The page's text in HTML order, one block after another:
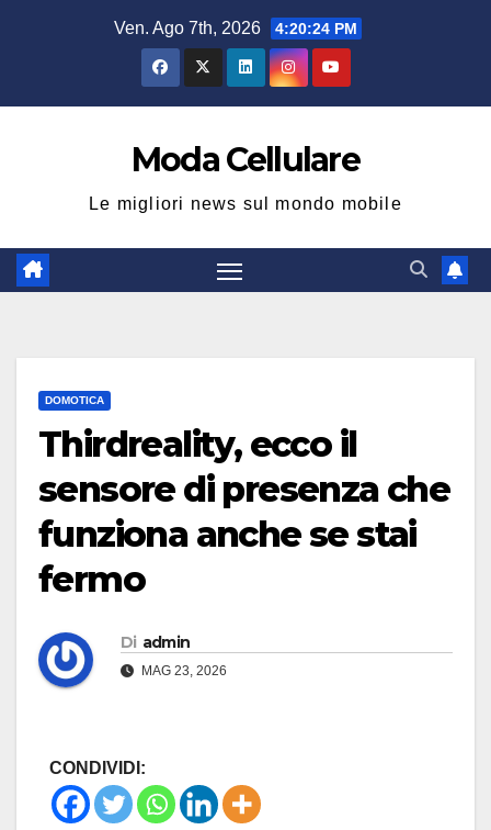
Ven. Ago 7th, 2026 4:20:25 PM
Moda Cellulare
Le migliori news sul mondo mobile
DOMOTICA
Thirdreality, ecco il
sensore di presenza che
funziona anche se stai
fermo
Di admin
MAG 23, 2026
CONDIVIDI: